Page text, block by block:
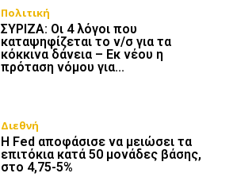
Πολιτική
ΣΥΡΙΖΑ: Οι 4 λόγοι που
καταψηφίζεται το ν/σ για τα
κόκκινα δάνεια – Εκ νέου η
πρόταση νόμου για...
Διεθνή
Η Fed αποφάσισε να μειώσει τα
επιτόκια κατά 50 μονάδες βάσης,
στο 4,75-5%